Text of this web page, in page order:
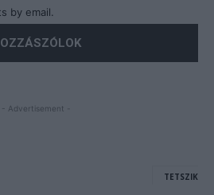
by email.
- Advertisement -
TETSZIK